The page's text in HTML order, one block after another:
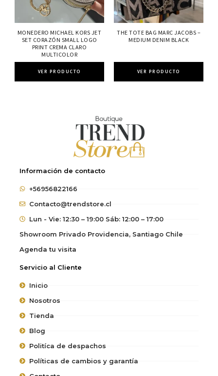
MONEDERO MICHAEL KORS JET
SET CORAZÓN SMALL LOGO
PRINT CREMA CLARO
MULTICOLOR
VER PRODUCTO
THE TOTE BAG MARC JACOBS –
MEDIUM DENIM BLACK
VER PRODUCTO
Información de contacto
+56956822166
Contacto@trendstore.cl
Lun - Vie: 12:30 – 19:00 Sáb: 12:00 – 17:00
Showroom Privado Providencia, Santiago Chile
Agenda tu visita
Servicio al Cliente
Inicio
Nosotros
Tienda
Blog
Politíca de despachos
Políticas de cambios y garantía